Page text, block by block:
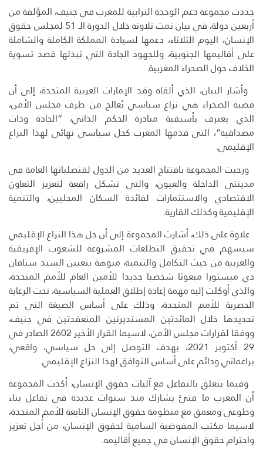
جددت مجموعة دعم الوحدة الترابية للمغرب في جنيف، المؤلفة من
أربعين دولة، في بيان تمت تلاوته خلال الدورة الـ 51 لمجلس حقوق
الإنسان، اليوم الثلاثاء، دعمها لسيادة المملكة الكاملة والشاملة
على أقاليمها الجنوبية، وللجهود الجادة التي تبذلها قصد تسوية
الخلاف حول الصحراء المغربية.
وأشار البيان، الذي ألقاه وفد الإمارات العربية المتحدة، إلى أن
قضية الصحراء هي نزاع سياسي يُعالج من طرف مجلس الأمن،
الذي يعترف بأسبقية مبادرة الحكم الذاتي، “الجادة وذات
مصداقية”، التي قدمها المغرب كحل سياسي نهائي لهذا النزاع
الإقليمي.
ورحبت المجموعة بافتتاح العديد من الدول لقنصلياتها العامة في
مدينتي الداخلة والعيون، والتي تشكل رافعة لتعزيز التعاون
الاقتصادي والاستثمارات لفائدة السكان المحليين، والتنمية
الإقليمية وكذلك القارية.
علاوة على ذلك، أشارت المجموعة إلى أن حل هذا النزاع الإقليمي
سيسهم في تحقيق التطلعات المشروعة للشعوب الإفريقية
والعربية من حيث التكامل والتنمية، منوهة بتعيين السيد ستافان
دي ميستورا مبعوثا شخصيا جديدا للأمين العام للأمم المتحدة،
والذي أوكلت إليه مهمة إعادة إطلاق العملية السياسية، تحت الرعاية
الحصرية للأمم المتحدة، وذلك على أساس الصيغة التي تم
تحديدها خلال المائدتين المستديرتين المنعقدتين في جنيف،
ووفقا لقرارات مجلس الأمن، لاسيما القرار الأخير 2602 الصادر في
29 أكتوبر 2021، بهدف التوصل إلى حل سياسي، واقعي،
براغماتي ودائم على أساس التوافق لهذا النزاع الإقليمي.
وفيما يتعلق بالتفاعل مع آليات حقوق الإنسان، أكدت المجموعة
أن المغرب ما فتئ يشارك منذ سنوات عديدة في تفاعل بناء
وطوعي ومعمق مع منظومة حقوق الإنسان التابعة للأمم المتحدة،
لاسيما مكتب المفوضية السامية لحقوق الإنسان، من أجل تعزيز
واحترام حقوق الإنسان في جميع أقاليمه.